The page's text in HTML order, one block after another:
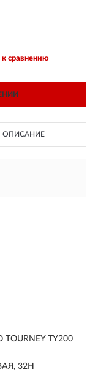
сравнению
ОПИСАНИЕ
TOURNEY TY200
32H